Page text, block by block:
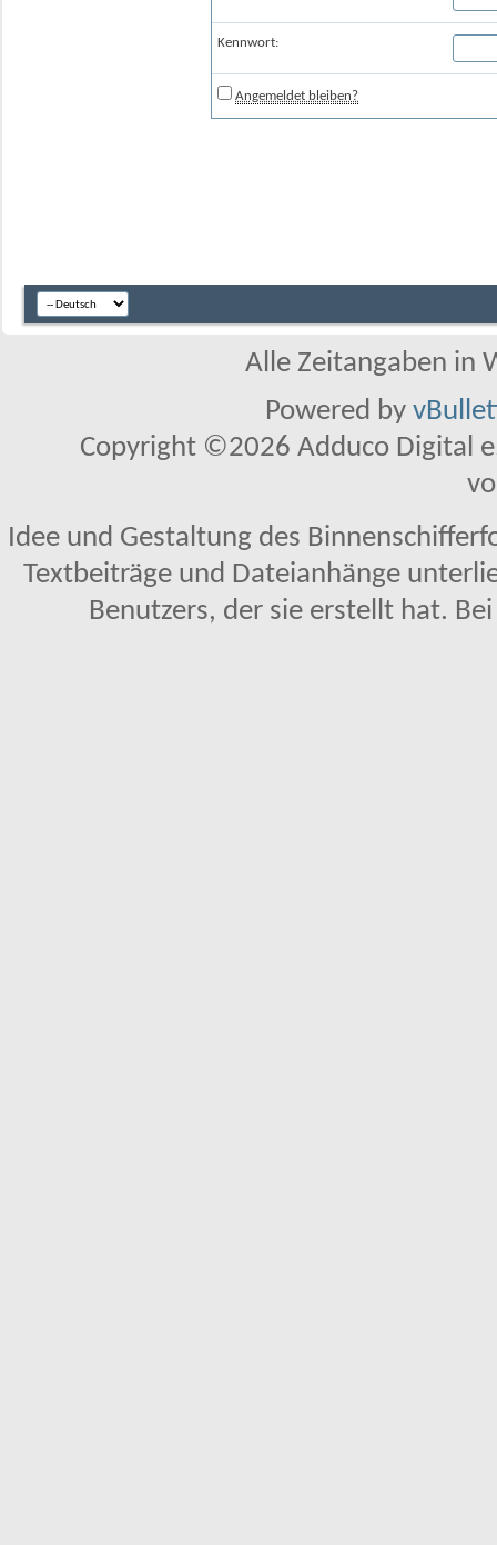
Kennwort:
Angemeldet bleiben?
Alle Zeitangaben in
Powered by
Copyright ©2026 Adduco Digital
Idee und Gestaltung des
Textbeiträge und Dateianhänge
Benutzers, der sie erstellt hat.